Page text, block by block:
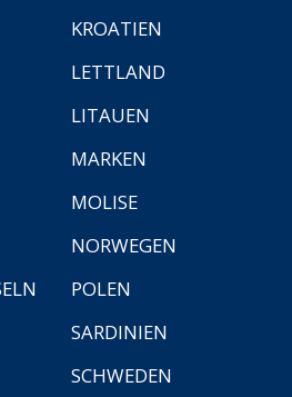
KROATIEN
LETTLAND
LITAUEN
MARKEN
MOLISE
NORWEGEN
POLEN
SARDINIEN
SCHWEDEN